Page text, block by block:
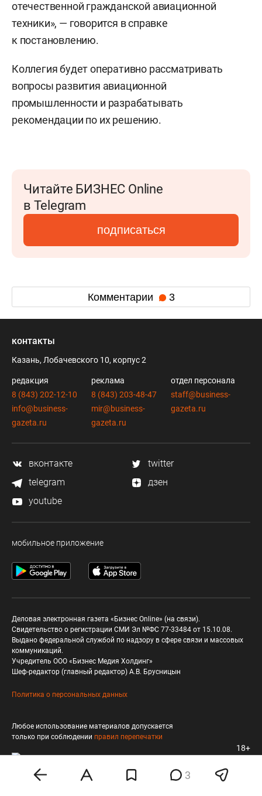
отечественной гражданской авиационной
техники», — говорится в справке
к постановлению.
Коллегия будет оперативно рассматривать
вопросы развития авиационной
промышленности и разрабатывать
рекомендации по их решению.
Читайте БИЗНЕС Online
в Telegram
подписаться
Комментарии 3
3
контакты
Казань, Лобачевского 10, корпус 2
редакция
8 (843) 202-12-10
info@business-
gazeta.ru
реклама
8 (843) 203-48-47
mir@business-
gazeta.ru
отдел персонала
staff@business-
gazeta.ru
вконтакте
twitter
telegram
дзен
youtube
мобильное приложение
Деловая электронная газета «Бизнес Online» (на связи).
Свидетельство о регистрации СМИ Эл №ФС 77-33484 от 15.10.08.
Выдано федеральной службой по надзору в сфере связи и массовых
коммуникаций.
Учредитель ООО «Бизнес Медия Холдинг»
Шеф-редактор (главный редактор) А.В. Брусницын
Политика о персональных данных
Любое использование материалов допускается
только при соблюдении правил перепечатки
18+